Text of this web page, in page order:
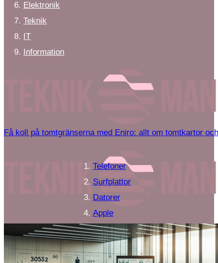
Elektronik
Teknik
IT
Information
Få koll på tomtgränserna med Eniro: allt om tomtkartor
Telefoner
Surfplattor
Datorer
Apple
Android
Elektronik
Teknik